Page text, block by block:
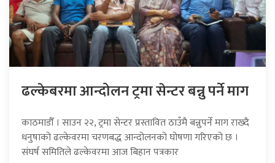
ढल्केबरमा आन्दोलन ट्रमा सेन्टर बन्नु पर्ने माग
काठमाडौँ । साउन २२, ट्रमा सेन्टर प्रस्तावित ठाउँमै बन्नुपर्ने माग राख्दै
धनुषाको ढल्केवरमा चरणबद्ध आन्दोलनको घोषणा गरिएको छ ।
संघर्ष समितिले ढल्केवरमा आज बिहान पत्रकार